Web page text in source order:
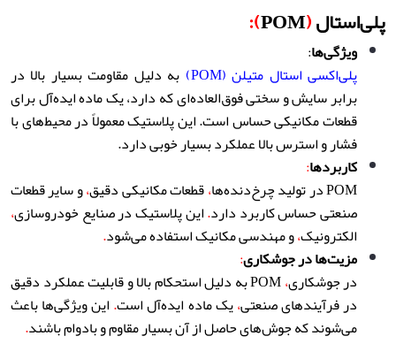
پلی‌استال(
POM
):
ویژگی‌ها:
پلی‌اکسی استال متیلن (POM)
به دلیل مقاومت بسیار بالا در
برابر سایش و سختی فوق‌العاده‌ای که دارد،یک ماده ایده‌آل برای
قطعات مکانیکی حساس است.این پلاستیک معمولاً در محیط‌های با
فشار و استرس بالا عملکرد بسیار خوبی دارد.
کاربردها:
POM در تولید چرخ‌دنده‌ها
،قطعات مکانیکی دقیق،و سایر قطعات
صنعتی حساس کاربرد دارد.این پلاستیک در صنایع خودروسازی،
الکترونیک،و مهندسی مکانیک استفاده می‌شود.
مزیت‌ها در جوشکاری:
در جوشکاری،
POM به دلیل استحکام بالا و قابلیت عملکرد دقیق
در فرآیندهای صنعتی،یک ماده ایده‌آل است.این ویژگی‌ها باعث
می‌شوند که جوش‌های حاصل از آن بسیار مقاوم و بادوام باشند.